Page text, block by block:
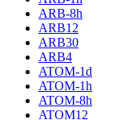
ARB-8h
ARB12
ARB30
ARB4
ATOM-1d
ATOM-1h
ATOM-8h
ATOM12